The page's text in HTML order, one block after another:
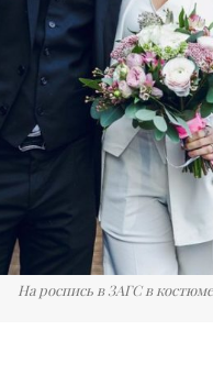
На роспись в ЗАГС в костюме